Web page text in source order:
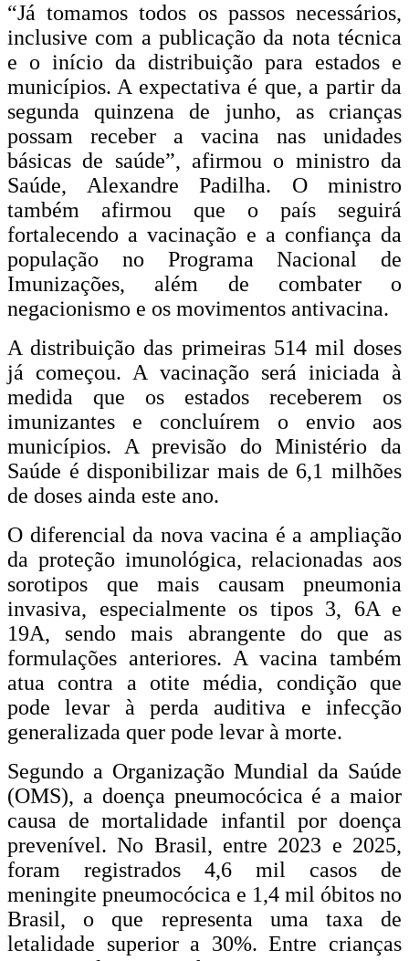
“Já tomamos todos os passos necessários,
inclusive com a publicação da nota técnica
e o início da distribuição para estados e
municípios. A expectativa é que, a partir da
segunda quinzena de junho, as crianças
possam receber a vacina nas unidades
básicas de saúde”, afirmou o ministro da
Saúde, Alexandre Padilha. O ministro
também afirmou que o país seguirá
fortalecendo a vacinação e a confiança da
população no Programa Nacional de
Imunizações, além de combater o
negacionismo e os movimentos antivacina.
A distribuição das primeiras 514 mil doses
já começou. A vacinação será iniciada à
medida que os estados receberem os
imunizantes e concluírem o envio aos
municípios. A previsão do Ministério da
Saúde é disponibilizar mais de 6,1 milhões
de doses ainda este ano.
O diferencial da nova vacina é a ampliação
da proteção imunológica, relacionadas aos
sorotipos que mais causam pneumonia
invasiva, especialmente os tipos 3, 6A e
19A, sendo mais abrangente do que as
formulações anteriores. A vacina também
atua contra a otite média, condição que
pode levar à perda auditiva e infecção
generalizada quer pode levar à morte.
Segundo a Organização Mundial da Saúde
(OMS), a doença pneumocócica é a maior
causa de mortalidade infantil por doença
prevenível. No Brasil, entre 2023 e 2025,
foram registrados 4,6 mil casos de
meningite pneumocócica e 1,4 mil óbitos no
Brasil, o que representa uma taxa de
letalidade superior a 30%. Entre crianças